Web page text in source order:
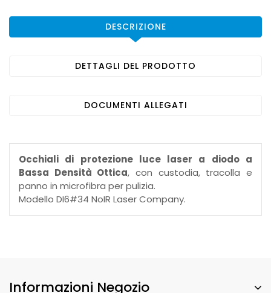
DESCRIZIONE
DETTAGLI DEL PRODOTTO
DOCUMENTI ALLEGATI
Occhiali di protezione luce laser a diodo a
Bassa Densità Ottica, con custodia, tracolla e
panno in microfibra per pulizia.
Modello DI6#34 NoIR Laser Company.
Informazioni Negozio